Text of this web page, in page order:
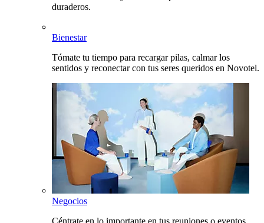
duraderos.
Bienestar
Tómate tu tiempo para recargar pilas, calmar los
sentidos y reconectar con tus seres queridos en Novotel.
Negocios
Céntrate en lo importante en tus reuniones o eventos